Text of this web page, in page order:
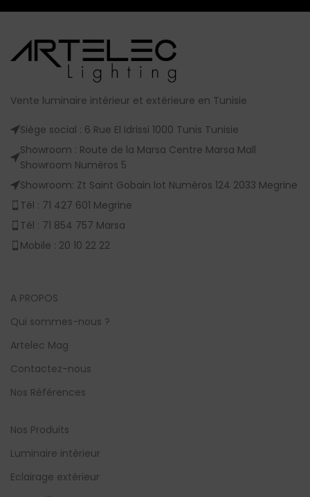
Vente luminaire intérieur et extérieure en Tunisie
Siège social : 6 Rue El Idrissi 1000 Tunis Tunisie
Showroom : Route de la Marsa Centre Marsa Mall
Showroom Numèros 5
Showroom: Zt Saint Gobain lot Numèros 124 2033 Megrine
Tél : 71 427 601 Megrine
Tél : 71 854 757 Marsa
Mobile : 20 10 22 22
A PROPOS
Qui sommes-nous ?
Artelec Mag
Contactez-nous
Nos Références
Nos Produits
Luminaire intérieur
Eclairage extérieur